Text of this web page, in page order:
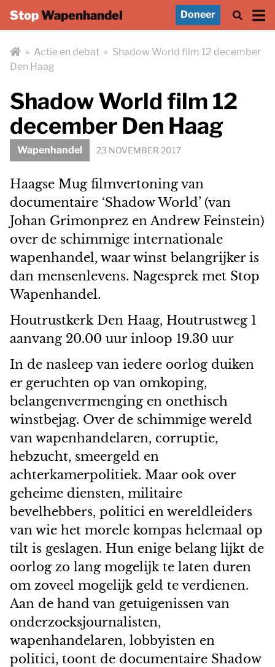
StopWapenhandel Doneer
» Actie en debat » Shadow World film 12 december
Den Haag
Shadow World film 12
december Den Haag
Wapenhandel 23 NOVEMBER 2017
Haagse Mug filmvertoning van
documentaire ‘Shadow World’ (van
Johan Grimonprez en Andrew Feinstein)
over de schimmige internationale
wapenhandel, waar winst belangrijker is
dan mensenlevens. Nagesprek met Stop
Wapenhandel.
Houtrustkerk Den Haag, Houtrustweg 1
aanvang 20.00 uur inloop 19.30 uur
In de nasleep van iedere oorlog duiken
er geruchten op van omkoping,
belangenvermenging en onethisch
winstbejag. Over de schimmige wereld
van wapenhandelaren, corruptie,
hebzucht, smeergeld en
achterkamerpolitiek. Maar ook over
geheime diensten, militaire
bevelhebbers, politici en wereldleiders
van wie het morele kompas helemaal op
tilt is geslagen. Hun enige belang lijkt de
oorlog zo lang mogelijk te laten duren
om zoveel mogelijk geld te verdienen.
Aan de hand van getuigenissen van
onderzoeksjournalisten,
wapenhandelaren, lobbyisten en
politici, toont de documentaire Shadow